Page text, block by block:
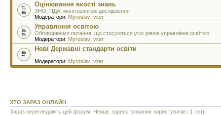
Оцінювання якості знань
ЗНО, ПДА, моніторингові дослідження
Модератори: Myroslav viter
Управління освітою
Обговорюємо питання, що стосуються усіх рівнів управління освітою
Модератори: Myroslav viter
Нові Державні стандарти освіти
Модератори: Myroslav viter
ХТО ЗАРАЗ ОНЛАЙН
Зараз переглядають цей форум: Немає зареєстрованих користувачів і 1 гість